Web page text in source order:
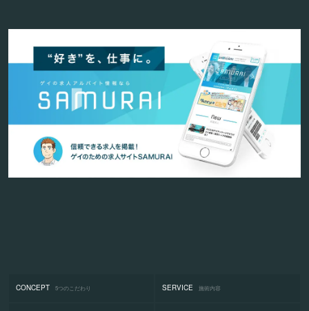
CONCEPT 5つのこだわり SERVICE 施術内容